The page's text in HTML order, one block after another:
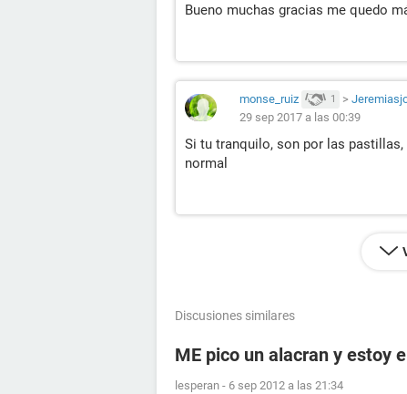
Bueno muchas gracias me quedo
monse_ruiz 1 >
29 sep 2017 a las 00:39
Si tu tranquilo, son por las
normal
Discusiones similares
ME pico un alacran y estoy
lesperan - 6 sep 2012 a las 21:34